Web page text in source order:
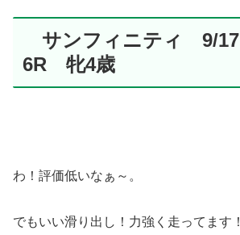
サンフィニティ 9/
6R 牝4歳
わ！評価低いなぁ～。
でもいい滑り出し！力強く走ってます！